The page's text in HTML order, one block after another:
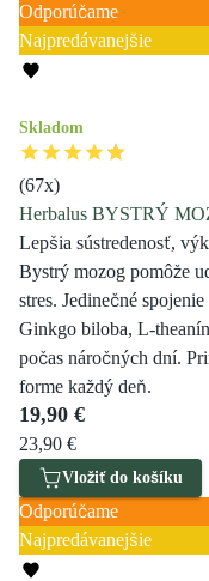
Odporúčame
Najpredávanejšie
Skladom
(67x)
Herbalus BYSTRÝ
Lepšia sústredenosť,
Bystrý mozog pomôže
stres. Jedinečné
Ginkgo biloba, L-
počas náročných dní.
forme každý deň.
19,90 €
23,90 €
Vložiť do košíku
Odporúčame
Najpredávanejšie